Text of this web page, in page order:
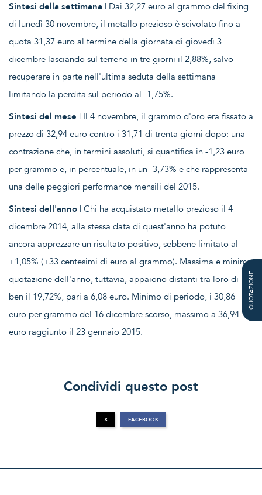
Sintesi della settimana | Dai 32,27 euro al grammo del fixing
di lunedì 30 novembre, il metallo prezioso è scivolato fino a
quota 31,37 euro al termine della giornata di giovedì 3
dicembre lasciando sul terreno in tre giorni il 2,88%, salvo
recuperare in parte nell'ultima seduta della settimana
limitando la perdita sul periodo al -1,75%.
Sintesi del mese | Il 4 novembre, il grammo d'oro era fissato a
prezzo di 32,94 euro contro i 31,71 di trenta giorni dopo: una
contrazione che, in termini assoluti, si quantifica in -1,23 euro
per grammo e, in percentuale, in un -3,73% e che rappresenta
una delle peggiori performance mensili del 2015.
Sintesi dell'anno | Chi ha acquistato metallo prezioso il 4
dicembre 2014, alla stessa data di quest'anno ha potuto
ancora apprezzare un risultato positivo, sebbene limitato al
+1,05% (+33 centesimi di euro al grammo). Massima e minima
quotazione dell'anno, tuttavia, appaiono distanti tra loro di
ben il 19,72%, pari a 6,08 euro. Minimo di periodo, i 30,86
euro per grammo del 16 dicembre scorso, massimo a 36,94
euro raggiunto il 23 gennaio 2015.
Condividi questo post
X FACEBOOK
QUOTAZIONE